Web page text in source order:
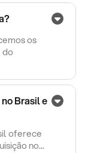
os
do
Brasil e
oferece
no...